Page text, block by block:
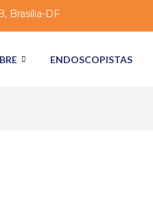
Brasília-DF
ENDOSCOPISTAS